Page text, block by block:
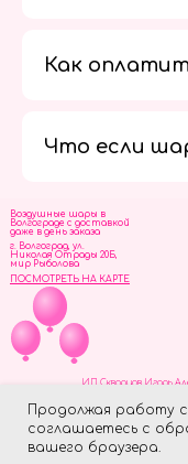
Продолжая работу
соглашаетесь с
вашего браузера.
Как
Что если
Воздушные шары в
Волгограде с доставкой
даже в день заказа
г. Волгоград, ул.
Николая Отрады 20Б,
мир Рыболова
ПОСМОТРЕТЬ НА КАРТЕ
ИП Скворцов Игорь